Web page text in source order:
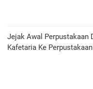
Jejak Awal Perpustakaan
Kafetaria Ke